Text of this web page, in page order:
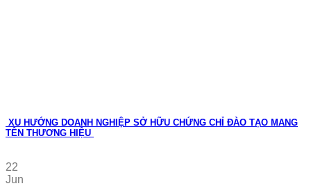
XU HƯỚNG DOANH NGHIỆP SỞ HỮU CHỨNG CHỈ ĐÀO TẠO MANG
TÊN THƯƠNG HIỆU
22
Jun